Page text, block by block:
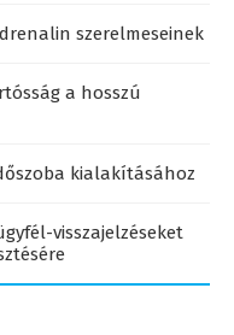
szerelmeseinek
a hosszú
kialakításához
visszajelzéseket